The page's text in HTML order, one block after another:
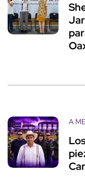
A